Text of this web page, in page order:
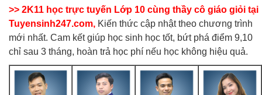
>> 2K11 học trực tuyến Lớp 10 cùng thầy cô giáo giỏi tại
Tuyensinh247.com, Kiến thức cập nhật theo chương trình
mới nhất. Cam kết giúp học sinh học tốt, bứt phá điểm 9,10
chỉ sau 3 tháng, hoàn trả học phí nếu học không hiệu quả.